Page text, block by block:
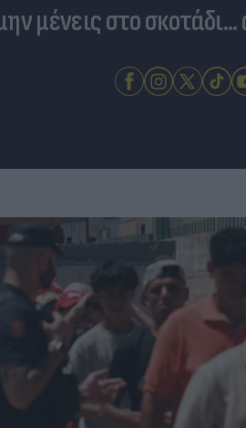
μένεις στο